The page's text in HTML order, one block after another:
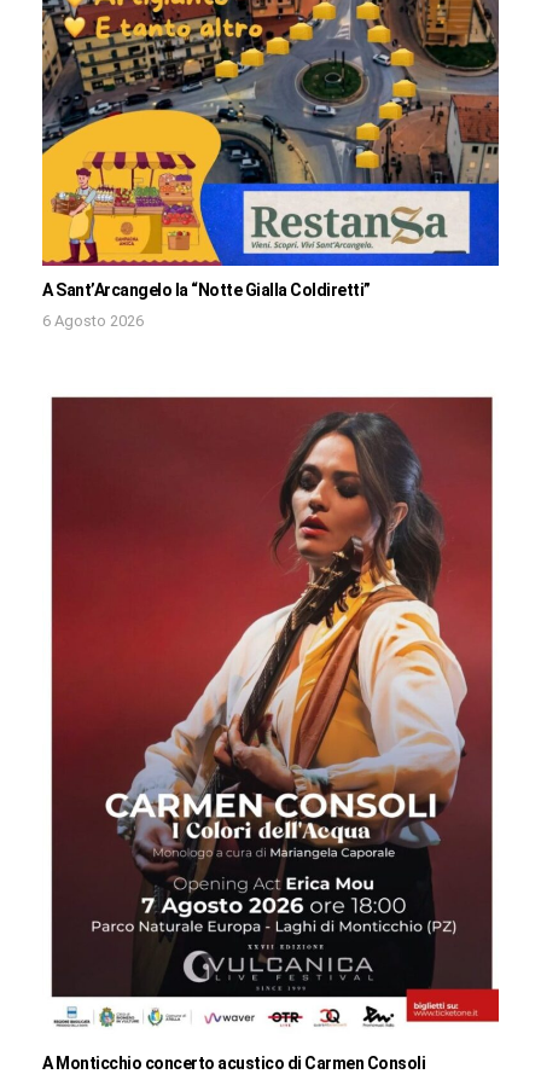
A Sant’Arcangelo la “Notte Gialla Coldiretti”
6 Agosto 2026
A Monticchio concerto acustico di Carmen Consoli